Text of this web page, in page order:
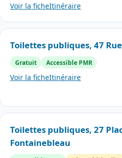
Voir la ficheItinéraire
Toilettes publiques, 47
Gratuit Accessible PMR
Voir la ficheItinéraire
Toilettes publiques, 27
Fontainebleau